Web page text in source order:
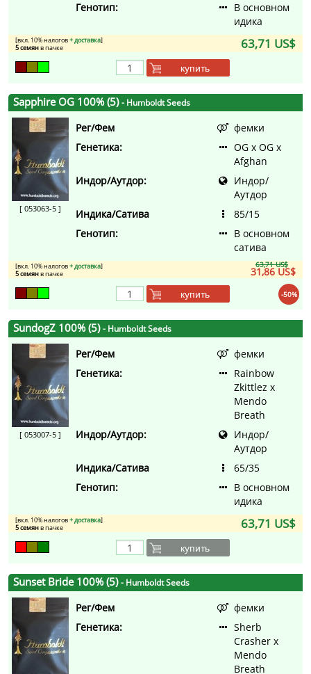
Генотип:
В основном
идика
63,71 US$
[вкл. 10% налогов+ доставка]
5 семянв пачке
купить
Sapphire OG 100% (5)- Humboldt Seeds
[ 053063-5 ]
Рег/Фем
фемки
Генетика:
OG x OG x
Afghan
Индор/Аутдор:
Индор/
Аутдор
Индика/Сатива
85/15
Генотип:
В основном
сатива
63,71 US$
31,86 US$
[вкл. 10% налогов+ доставка]
5 семянв пачке
-50%
купить
SundogZ 100% (5)- Humboldt Seeds
[ 053007-5 ]
Рег/Фем
фемки
Генетика:
Rainbow
Zkittlez x
Mendo
Breath
Индор/Аутдор:
Индор/
Аутдор
Индика/Сатива
65/35
Генотип:
В основном
идика
63,71 US$
[вкл. 10% налогов+ доставка]
5 семянв пачке
купить
Sunset Bride 100% (5)- Humboldt Seeds
Рег/Фем
фемки
Генетика:
Sherb
Crasher x
Mendo
Breath